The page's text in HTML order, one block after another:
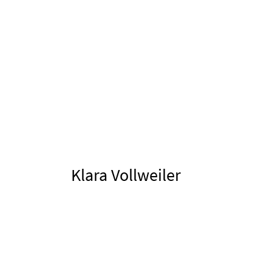
Klara Vollweiler